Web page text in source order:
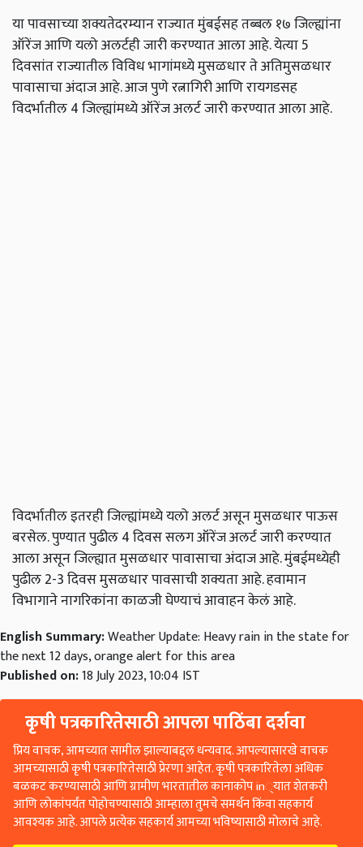
या पावसाच्या शक्यतेदरम्यान राज्यात मुंबईसह तब्बल १७ जिल्ह्यांना
ऑरेंज आणि यलो अलर्टही जारी करण्यात आला आहे. येत्या 5
दिवसांत राज्यातील विविध भागांमध्ये मुसळधार ते अतिमुसळधार
पावासाचा अंदाज आहे. आज पुणे रत्नागिरी आणि रायगडसह
विदर्भातील 4 जिल्ह्यांमध्ये ऑरेंज अलर्ट जारी करण्यात आला आहे.
विदर्भातील इतरही जिल्ह्यांमध्ये यलो अलर्ट असून मुसळधार पाऊस
बरसेल. पुण्यात पुढील 4 दिवस सलग ऑरेंज अलर्ट जारी करण्यात
आला असून जिल्ह्यात मुसळधार पावासाचा अंदाज आहे. मुंबईमध्येही
पुढील 2-3 दिवस मुसळधार पावसाची शक्यता आहे. हवामान
विभागाने नागरिकांना काळजी घेण्याचं आवाहन केलं आहे.
English Summary:Weather Update: Heavy rain in the state for
the next 12 days, orange alert for this area
Published on:18 July 2023, 10:04 IST
कृषी पत्रकारितेसाठी आपला पाठिंबा दर्शवा
प्रिय वाचक, आमच्यात सामील झाल्याबद्दल धन्यवाद. आपल्यासारखे वाचक
आमच्यासाठी कृषी पत्रकारितेसाठी प्रेरणा आहेत. कृषी पत्रकारितेला अधिक
बळकट करण्यासाठी आणि ग्रामीण भारतातील कानाकोप in्यात शेतकरी
आणि लोकांपर्यंत पोहोचण्यासाठी आम्हाला तुमचे समर्थन किंवा सहकार्य
आवश्यक आहे. आपले प्रत्येक सहकार्य आमच्या भविष्यासाठी मोलाचे आहे.